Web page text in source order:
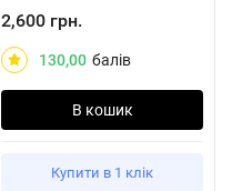
2,600 грн.
130,00 балів
В кошик
Купити в 1 клік